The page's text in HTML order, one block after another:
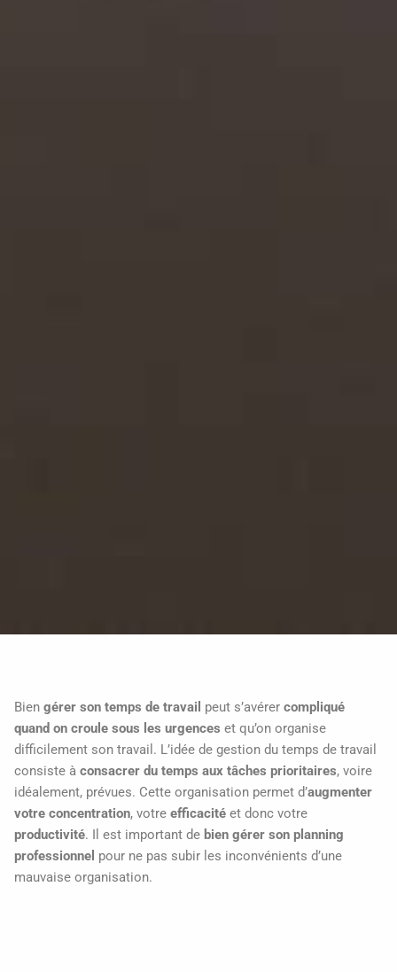
Bien gérer son temps de travail peut s’avérer compliqué
quand on croule sous les urgences et qu’on organise
difficilement son travail. L’idée de gestion du temps de travail
consiste à consacrer du temps aux tâches prioritaires, voire
idéalement, prévues. Cette organisation permet d’augmenter
votre concentration, votre efficacité et donc votre
productivité. Il est important de bien gérer son planning
professionnel pour ne pas subir les inconvénients d’une
mauvaise organisation.